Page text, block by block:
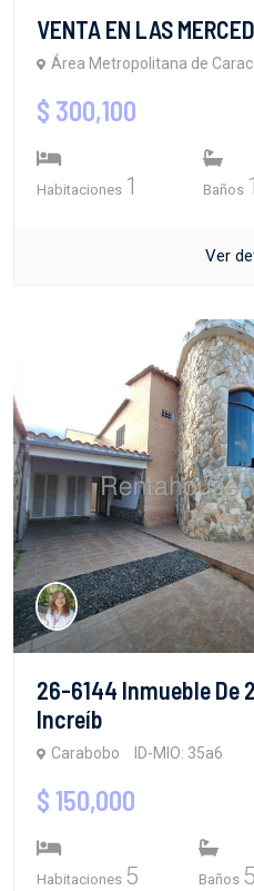
VENTA EN LAS
Área Metropolitana de
$ 300,100
Habitaciones 1 Baños 1
Ver
26-6144 Inmueble De
Increíb
Carabobo ID-MIO: 35a6
$ 150,000
Habitaciones 5 Baños 5